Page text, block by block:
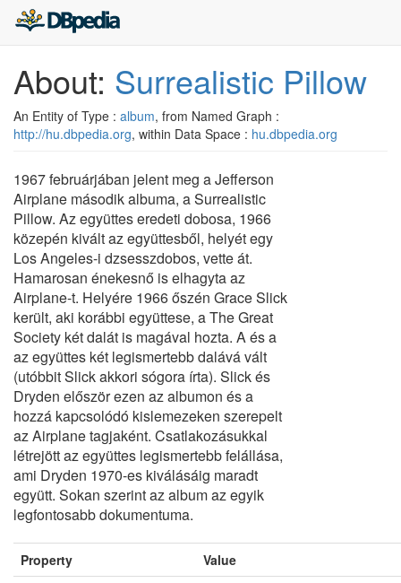
About: Surrealistic Pillow
An Entity of Type : album, from Named Graph :
http://hu.dbpedia.org, within Data Space : hu.dbpedia.org
1967 februárjában jelent meg a Jefferson
Airplane második albuma, a Surrealistic
Pillow. Az együttes eredeti dobosa, 1966
közepén kivált az együttesből, helyét egy
Los Angeles-i dzsesszdobos, vette át.
Hamarosan énekesnő is elhagyta az
Airplane-t. Helyére 1966 őszén Grace Slick
került, aki korábbi együttese, a The Great
Society két dalát is magával hozta. A és a
az együttes két legismertebb dalává vált
(utóbbit Slick akkori sógora írta). Slick és
Dryden először ezen az albumon és a
hozzá kapcsolódó kislemezeken szerepelt
az Airplane tagjaként. Csatlakozásukkal
létrejött az együttes legismertebb felállása,
ami Dryden 1970-es kiválásáig maradt
együtt. Sokan szerint az album az egyik
legfontosabb dokumentuma.
Property Value